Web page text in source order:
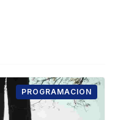
PROGRAMACION